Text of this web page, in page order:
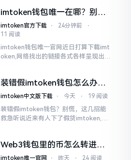
imtoken钱包唯一在哪？别乱
点，小心假网站
imtoken官方下载 ⋅ 24分钟前
⋅
11 阅读
imtoken钱包唯一官网近日打算下载imt
oken,网络找出的链接各式各样呈现出乱
直忐忑不安。我折腾了好些日子
装错假imtoken钱包怎么办？
别慌，快卸载，这几招能救急
imtoken中文版下载 ⋅ 今天 ⋅ 19 阅读
装错假imtoken钱包？别慌，这几招能
救急听说近来有人下了假货imtoken,心
是陷阱。
Web3钱包里的币怎么转进
imToken？别慌，三步搞定
imtoken唯一官网 ⋅ 昨天 ⋅ 24 阅读